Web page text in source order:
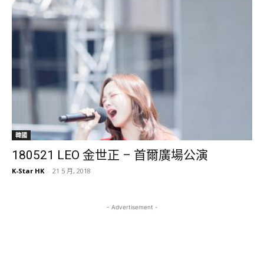
韓國
180521 LEO 金世正 – 首爾廣場公演
K-Star HK - 21 5 月, 2018
- Advertisement -